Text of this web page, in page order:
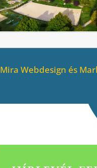
Mira Webdesign és